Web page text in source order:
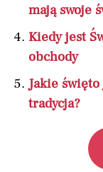
mają swoje
Kiedy jest
obchody
Jakie
tradycja?